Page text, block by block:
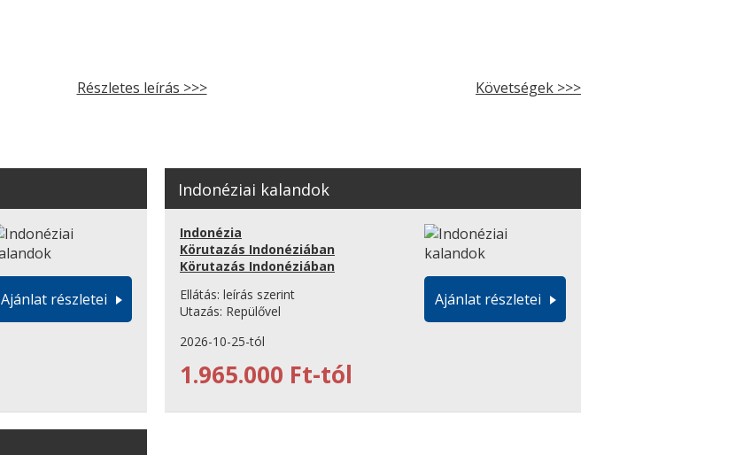
Részletes leírás >>> Követségek >>>
Ajánlat részletei
Indonéziai kalandok
Indonézia
Körutazás Indonéziában
Körutazás Indonéziában
Ellátás: leírás szerint
Utazás: Repülővel
2026-10-25-tól
1.965.000 Ft-tól
Ajánlat részletei